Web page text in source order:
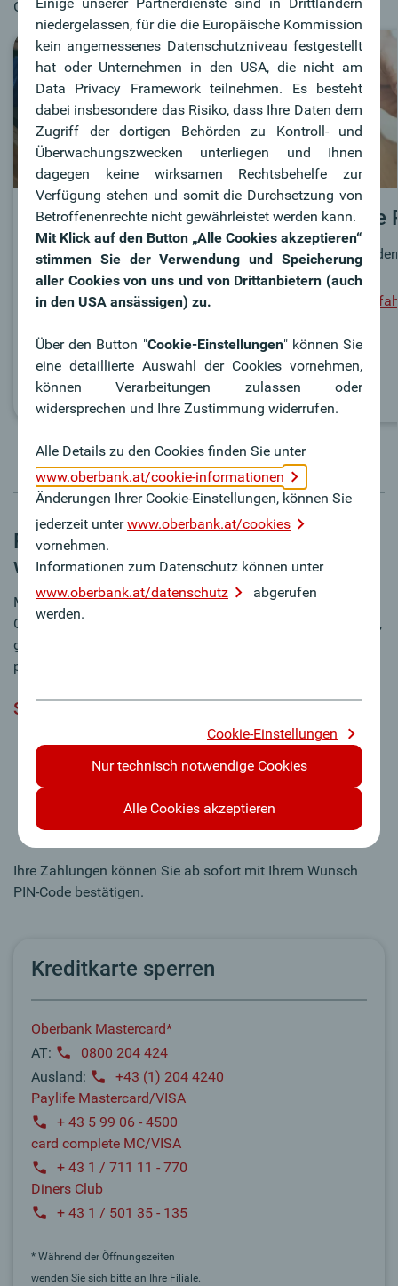
Geldbörse.
Google Pay™
Die moderne Art des Bezahlens -
schnell, sicher & unkompliziert.
Apple
Die
Mehr
Persönlichen Wunsch PIN-Code selbst
wählen
Mit Ihrer Oberbank Mastercard bezahlen Sie mit Ihrem PIN-
Code statt mit Ihrer Unterschrift. Es besteht die Möglichkeit,
ganz einfach am Geldausgabe-Automaten Ihren
persönlichen Wunsch PIN-Code zu vergeben.
So einfach geht’s
Kreditkarte in Geldausgabeautomat stecken
„PIN-Code ändern“ auswählen
Aktuellen PIN-Code eingeben
Wunsch PIN-Code eingeben und bestätigen
Karte entnehmen – Ihr Wunsch PIN-Code ist aktiviert
Ihre Zahlungen können Sie ab sofort mit Ihrem Wunsch
PIN-Code bestätigen.
Kreditkarte sperren
Oberbank Mastercard*
AT:
0800 204 424
Ausland:
+43 (1) 204 4240
Paylife Mastercard/VISA
+ 43 5 99 06 - 4500
card complete MC/VISA
+ 43 1 / 711 11 - 770
Diners Club
+ 43 1 / 501 35 - 135
* Während der Öffnungszeiten
wenden Sie sich bitte an Ihre Filiale.
niedergelassen, für die die Europäische Kommission
kein angemessenes Datenschutzniveau festgestellt
hat oder Unternehmen in den USA, die nicht am
Data Privacy Framework teilnehmen. Es besteht
dabei insbesondere das Risiko, dass Ihre Daten dem
Zugriff der dortigen Behörden zu Kontroll- und
Überwachungszwecken unterliegen und Ihnen
dagegen keine wirksamen Rechtsbehelfe zur
Verfügung stehen und somit die Durchsetzung von
Betroffenenrechte nicht gewährleistet werden kann.
Mit Klick auf den Button „Alle Cookies akzeptieren“
stimmen Sie der Verwendung und Speicherung
aller Cookies von uns und von Drittanbietern (auch
in den USA ansässigen) zu.
Über den Button "Cookie-Einstellungen" können Sie
eine detaillierte Auswahl der Cookies vornehmen,
können Verarbeitungen zulassen oder
widersprechen und Ihre Zustimmung widerrufen.
Alle Details zu den Cookies finden Sie unter
www.oberbank.at/cookie-informationen
Änderungen Ihrer Cookie-Einstellungen, können Sie
jederzeit unterwww.oberbank.at/cookies
vornehmen.
Informationen zum Datenschutz können unter
www.oberbank.at/datenschutz
abgerufen
werden.
Cookie-Einstellungen
Nur technisch notwendige Cookies
Alle Cookies akzeptieren